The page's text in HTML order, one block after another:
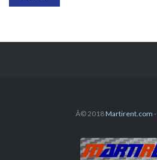
Â© 2018Martirent.com -